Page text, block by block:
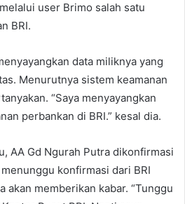
user Brimo salah satu
BRI.
data miliknya yang
Menurutnya sistem keamanan
“Saya menyayangkan
perbankan di BRI.” kesal dia.
AA Gd Ngurah Putra dikonfirmasi
konfirmasi dari BRI
akan memberikan kabar. “Tunggu